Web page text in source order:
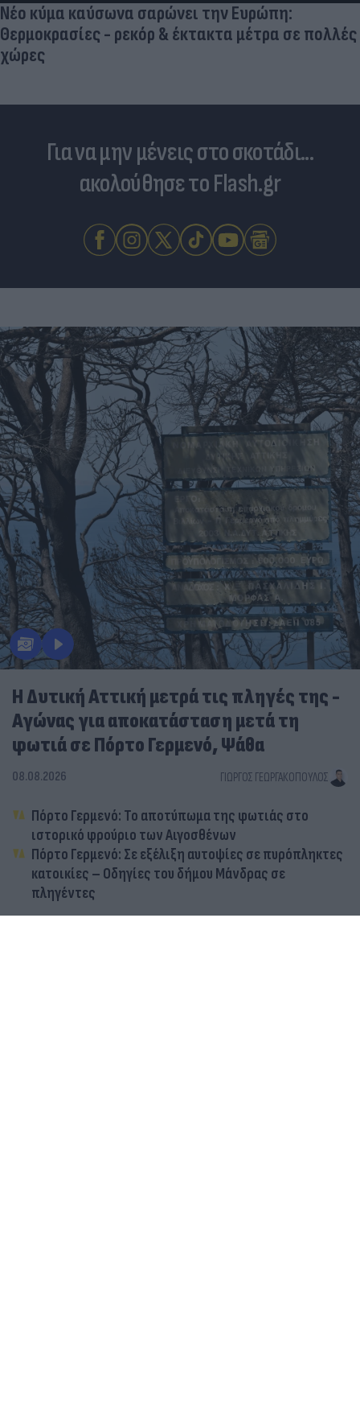
Νέο κύμα καύσωνα σαρώνει την Ευρώπη:
Θερμοκρασίες - ρεκόρ & έκτακτα μέτρα σε πολλές
χώρες
Για να μην μένεις στο σκοτάδι...
ακολούθησε το Flash.gr
Η Δυτική Αττική μετρά τις πληγές της -
Αγώνας για αποκατάσταση μετά τη
φωτιά σε Πόρτο Γερμενό, Ψάθα
08.08.2026 ΓΙΏΡΓΟΣ ΓΕΩΡΓΑΚΌΠΟΥΛΟΣ
Πόρτο Γερμενό: Το αποτύπωμα της φωτιάς στο
ιστορικό φρούριο των Αιγοσθένων
Πόρτο Γερμενό: Σε εξέλιξη αυτοψίες σε πυρόπληκτες
κατοικίες – Οδηγίες του δήμου Μάνδρας σε
πληγέντες